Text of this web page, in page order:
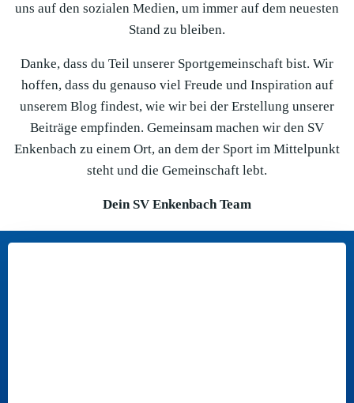
uns auf den sozialen Medien, um immer auf dem neuesten
Stand zu bleiben.
Danke, dass du Teil unserer Sportgemeinschaft bist. Wir
hoffen, dass du genauso viel Freude und Inspiration auf
unserem Blog findest, wie wir bei der Erstellung unserer
Beiträge empfinden. Gemeinsam machen wir den SV
Enkenbach zu einem Ort, an dem der Sport im Mittelpunkt
steht und die Gemeinschaft lebt.
Dein SV Enkenbach Team